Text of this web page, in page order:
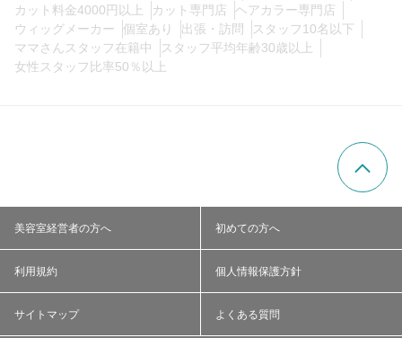
カット料金4000円以上
カット専門店
ヘアカラー専門店
ウィッグメーカー
個室あり 出張・訪問
スタッフ10名以下
ママさんスタッフ在籍中
スタッフ平均年齢30歳以上
女性スタッフ比率50％以上
美容室経営者の方へ 初めての方へ
利用規約 個人情報保護方針
サイトマップ よくある質問